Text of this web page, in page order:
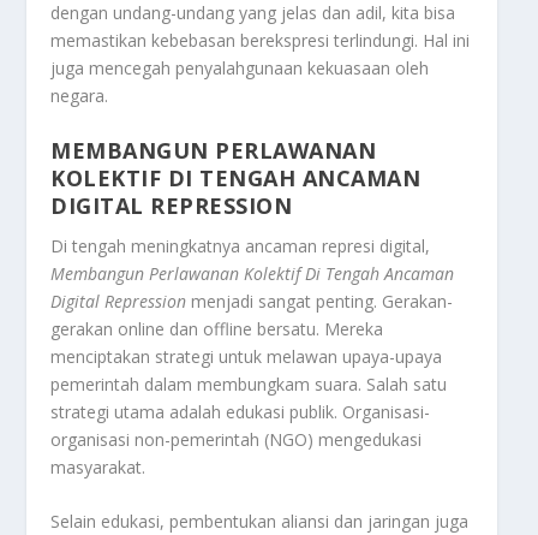
dengan undang-undang yang jelas dan adil, kita bisa
memastikan kebebasan berekspresi terlindungi. Hal ini
juga mencegah penyalahgunaan kekuasaan oleh
negara.
MEMBANGUN PERLAWANAN
KOLEKTIF DI TENGAH ANCAMAN
DIGITAL REPRESSION
Di tengah meningkatnya ancaman represi digital,
Membangun Perlawanan Kolektif Di Tengah Ancaman
Digital Repression menjadi sangat penting. Gerakan-
gerakan online dan offline bersatu. Mereka
menciptakan strategi untuk melawan upaya-upaya
pemerintah dalam membungkam suara. Salah satu
strategi utama adalah edukasi publik. Organisasi-
organisasi non-pemerintah (NGO) mengedukasi
masyarakat.
Selain edukasi, pembentukan aliansi dan jaringan juga